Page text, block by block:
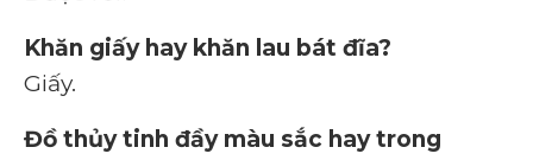
Khăn giấy hay khăn lau bát đĩa?
Giấy.
Đồ thủy tinh đầy màu sắc hay trong